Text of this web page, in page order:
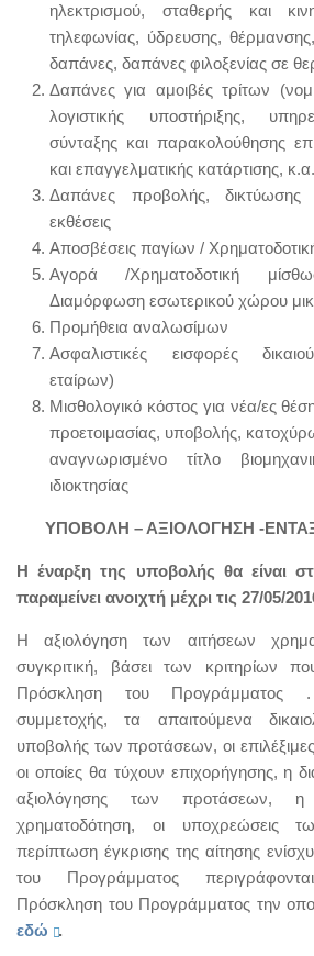
ηλεκτρισμού, σταθερής και
τηλεφωνίας, ύδρευσης,
δαπάνες, δαπάνες φιλοξενίας σε
Δαπάνες για αμοιβές τρίτων
λογιστικής υποστήριξης,
σύνταξης και παρακολούθησης
και επαγγελματικής κατάρτισης,
Δαπάνες προβολής,
εκθέσεις
Αποσβέσεις παγίων /
Αγορά /Χρηματοδοτική
Διαμόρφωση εσωτερικού χώρου
Προμήθεια αναλωσίμων
Ασφαλιστικές εισφορές
εταίρων)
Μισθολογικό κόστος για νέα/ες
προετοιμασίας, υποβολής,
αναγνωρισμένο τίτλο
ιδιοκτησίας
ΥΠΟΒΟΛΗ – ΑΞΙΟΛΟΓΗΣΗ -
Η έναρξη της υποβολής θα είναι
παραμείνει ανοιχτή μέχρι τις 27/05/
Η αξιολόγηση των αιτήσεων
συγκριτική, βάσει των κριτηρίων
Πρόσκληση του Προγράμματος
συμμετοχής, τα απαιτούμενα
υποβολής των προτάσεων, οι
οι οποίες θα τύχουν επιχορήγησης, η
αξιολόγησης των προτάσεων,
χρηματοδότηση, οι υποχρεώσεις
περίπτωση έγκρισης της αίτησης
του Προγράμματος
Πρόσκληση του Προγράμματος την
εδώ
.